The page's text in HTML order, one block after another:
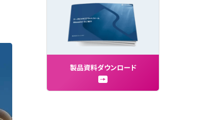
製品資料ダウンロー ド